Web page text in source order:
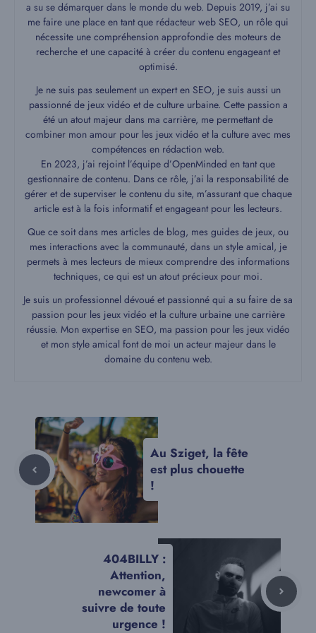
a su se démarquer dans le monde du web. Depuis 2019, j’ai su
me faire une place en tant que rédacteur web SEO, un rôle qui
nécessite une compréhension approfondie des moteurs de
recherche et une capacité à créer du contenu engageant et
optimisé.
Je ne suis pas seulement un expert en SEO, je suis aussi un
passionné de jeux vidéo et de culture urbaine. Cette passion a
été un atout majeur dans ma carrière, me permettant de
combiner mon amour pour les jeux vidéo et la culture avec mes
compétences en rédaction web.
En 2023, j’ai rejoint l’équipe d’OpenMinded en tant que
gestionnaire de contenu. Dans ce rôle, j’ai la responsabilité de
gérer et de superviser le contenu du site, m’assurant que chaque
article est à la fois informatif et engageant pour les lecteurs.
Que ce soit dans mes articles de blog, mes guides de jeux, ou
mes interactions avec la communauté, dans un style amical, je
permets à mes lecteurs de mieux comprendre des informations
techniques, ce qui est un atout précieux pour moi.
Je suis un professionnel dévoué et passionné qui a su faire de sa
passion pour les jeux vidéo et la culture urbaine une carrière
réussie. Mon expertise en SEO, ma passion pour les jeux vidéo
et mon style amical font de moi un acteur majeur dans le
domaine du contenu web.
Au Sziget, la fête
est plus chouette
!
404BILLY :
Attention,
newcomer à
suivre de toute
urgence !